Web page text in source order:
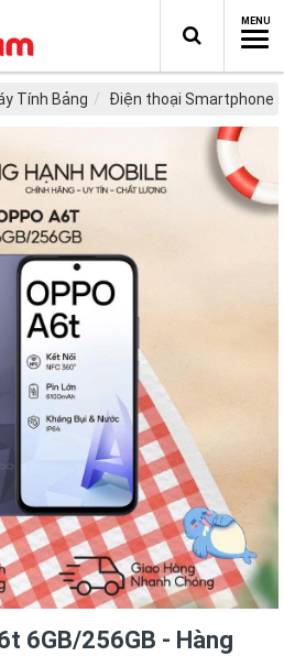
Tính Bảng Điện thoại Smartphone
6GB/256GB - Hàng